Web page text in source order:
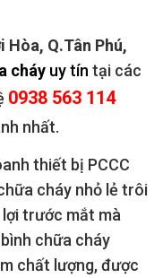
Hòa, Q.Tân Phú,
cháy uy tín tại các
0938 563 114
nhất.
thiết bị PCCC
cháy nhỏ lẻ trôi
trước mắt mà
chữa cháy
chất lượng, được